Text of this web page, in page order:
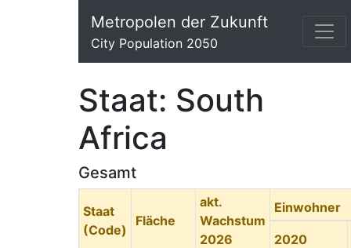
Metropolen der Zukunft
City Population 2050
Staat: South
Africa
Gesamt
Staat
(Code)
Fläche
akt.
Wachstum
2026
Einwohner
2020